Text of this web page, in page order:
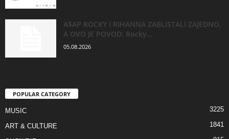
A$AP ROCKY I RIHANNA ZABLISTALI ZAJEDNO,
A OVO JE POVOD: Rocky...
05.08.2026
POPULAR CATEGORY
MUSIC 3225
ART & CULTURE 1841